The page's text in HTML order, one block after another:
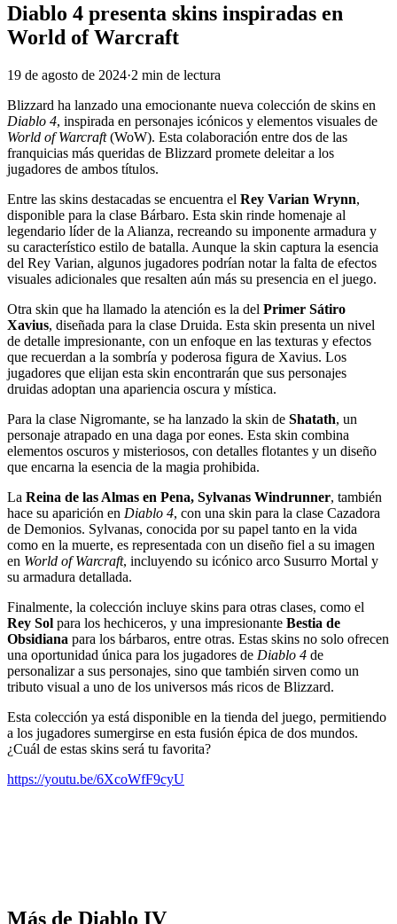
Diablo 4 presenta skins inspiradas en
World of Warcraft
19 de agosto de 2024·2 min de lectura
Blizzard ha lanzado una emocionante nueva colección de skins en
Diablo 4, inspirada en personajes icónicos y elementos visuales de
World of Warcraft(WoW). Esta colaboración entre dos de las
franquicias más queridas de Blizzard promete deleitar a los
jugadores de ambos títulos.
Entre las skins destacadas se encuentra el Rey Varian Wrynn,
disponible para la clase Bárbaro. Esta skin rinde homenaje al
legendario líder de la Alianza, recreando su imponente armadura y
su característico estilo de batalla. Aunque la skin captura la esencia
del Rey Varian, algunos jugadores podrían notar la falta de efectos
visuales adicionales que resalten aún más su presencia en el juego.
Otra skin que ha llamado la atención es la del Primer Sátiro
Xavius, diseñada para la clase Druida. Esta skin presenta un nivel
de detalle impresionante, con un enfoque en las texturas y efectos
que recuerdan a la sombría y poderosa figura de Xavius. Los
jugadores que elijan esta skin encontrarán que sus personajes
druidas adoptan una apariencia oscura y mística.
Para la clase Nigromante, se ha lanzado la skin de Shatath, un
personaje atrapado en una daga por eones. Esta skin combina
elementos oscuros y misteriosos, con detalles flotantes y un diseño
que encarna la esencia de la magia prohibida.
La Reina de las Almas en Pena, Sylvanas Windrunner, también
hace su aparición en Diablo 4, con una skin para la clase Cazadora
de Demonios. Sylvanas, conocida por su papel tanto en la vida
como en la muerte, es representada con un diseño fiel a su imagen
en World of Warcraft, incluyendo su icónico arco Susurro Mortal y
su armadura detallada.
Finalmente, la colección incluye skins para otras clases, como el
Rey Sol para los hechiceros, y una impresionante Bestia de
Obsidiana para los bárbaros, entre otras. Estas skins no solo ofrecen
una oportunidad única para los jugadores de Diablo 4 de
personalizar a sus personajes, sino que también sirven como un
tributo visual a uno de los universos más ricos de Blizzard.
Esta colección ya está disponible en la tienda del juego, permitiendo
a los jugadores sumergirse en esta fusión épica de dos mundos.
¿Cuál de estas skins será tu favorita?
https://youtu.be/6XcoWfF9cyU
Más de Diablo IV